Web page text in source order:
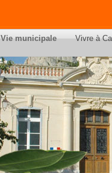
Vie municipale
Vivre à